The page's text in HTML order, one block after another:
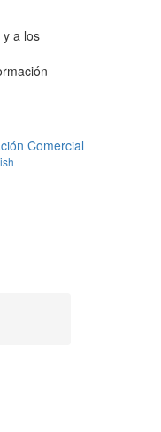
a los
Comercial